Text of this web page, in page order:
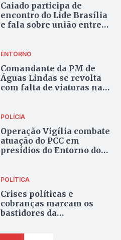
Caiado participa de
encontro do Lide Brasília
e fala sobre união entre
ENTORNO
Comandante da PM de
Águas Lindas se revolta
com falta de viaturas nas
POLÍCIA
Operação Vigília combate
atuação do PCC em
presídios do Entorno do
POLÍTICA
Crises políticas e
cobranças marcam os
bastidores da
Formosa